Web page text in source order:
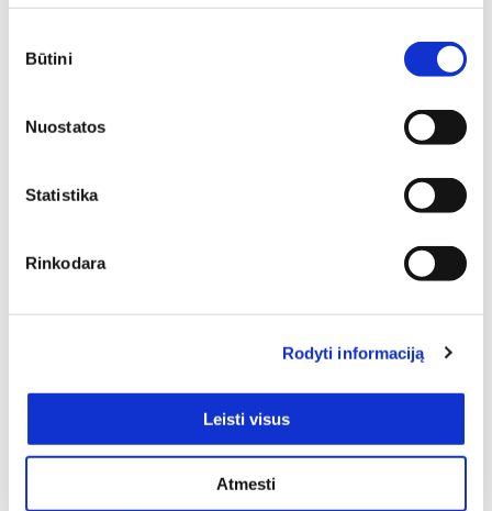
pasirinkimas
Būtini
Nuostatos
Statistika
Rinkodara
Rodyti informaciją
Leisti visus
Atmesti
SIŲSTI
Pristatymas